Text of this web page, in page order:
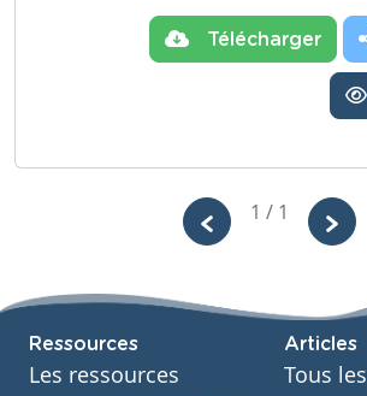
Télécharger
1 / 1
Ressources
Les ressources
Articles
Tous